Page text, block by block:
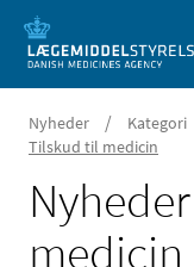
Nyheder / Kategori
Tilskud til medicin
medicin